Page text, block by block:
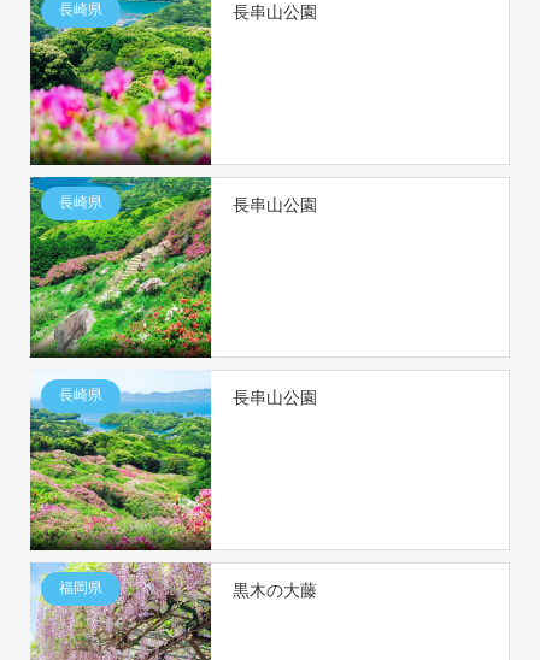
長崎県 長串山公園
長崎県 長串山公園
長崎県 長串山公園
福岡県 黒木の大藤